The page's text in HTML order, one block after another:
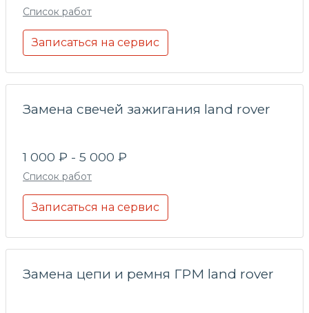
Список работ
Записаться на сервис
Замена свечей зажигания land rover
1 000 ₽ - 5 000 ₽
Список работ
Записаться на сервис
Замена цепи и ремня ГРМ land rover